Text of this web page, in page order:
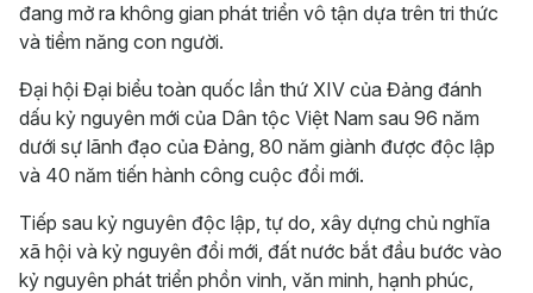
đang mở ra không gian phát triển vô tận dựa trên tri thức
và tiềm năng con người.
Đại hội Đại biểu toàn quốc lần thứ XIV của Đảng đánh
dấu kỷ nguyên mới của Dân tộc Việt Nam sau 96 năm
dưới sự lãnh đạo của Đảng, 80 năm giành được độc lập
và 40 năm tiến hành công cuộc đổi mới.
Tiếp sau kỷ nguyên độc lập, tự do, xây dựng chủ nghĩa
xã hội và kỷ nguyên đổi mới, đất nước bắt đầu bước vào
kỷ nguyên phát triển phồn vinh, văn minh, hạnh phúc,